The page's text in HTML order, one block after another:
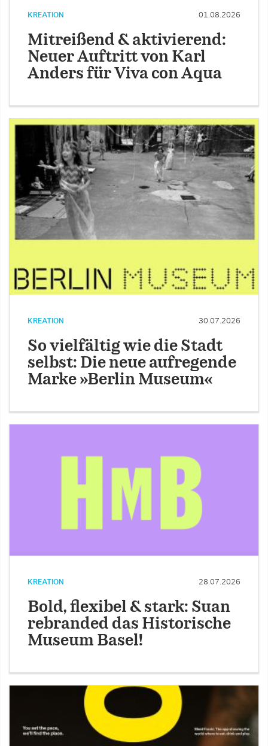
KREATION 01.08.2026
Mitreißend & aktivierend:
Neuer Auftritt von Karl
Anders für Viva con Aqua
KREATION 30.07.2026
So vielfältig wie die Stadt
selbst: Die neue aufregende
Marke »Berlin Museum«
KREATION 28.07.2026
Bold, flexibel & stark: Suan
rebranded das Historische
Museum Basel!